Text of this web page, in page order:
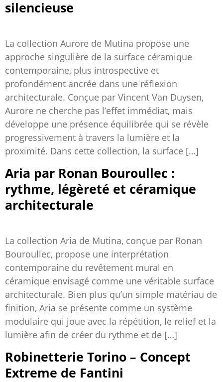
silencieuse
La collection Aurore de Mutina propose une
approche singulière de la surface céramique
contemporaine, plus introspective et
profondément ancrée dans une réflexion
architecturale. Conçue par Vincent Van Duysen,
Aurore ne cherche pas l’effet immédiat, mais
développe une présence équilibrée qui se révèle
progressivement à travers la lumière et la
proximité. Dans cette collection, la surface […]
Aria par Ronan Bouroullec :
rythme, légèreté et céramique
architecturale
La collection Aria de Mutina, conçue par Ronan
Bouroullec, propose une interprétation
contemporaine du revêtement mural en
céramique envisagé comme une véritable surface
architecturale. Bien plus qu’un simple matériau de
finition, Aria se présente comme un système
modulaire qui joue avec la répétition, le relief et la
lumière afin de créer du rythme et de […]
Robinetterie Torino – Concept
Extreme de Fantini